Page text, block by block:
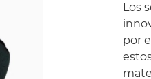
Los
por